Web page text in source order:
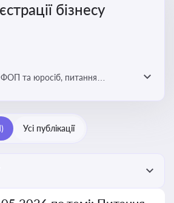
бізнесу
юросіб, питання
Усі публікації